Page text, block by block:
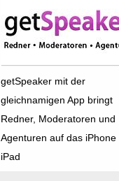
getSpeaker mit der
gleichnamigen App bringt
Redner, Moderatoren und
Agenturen auf das iPhone
iPad